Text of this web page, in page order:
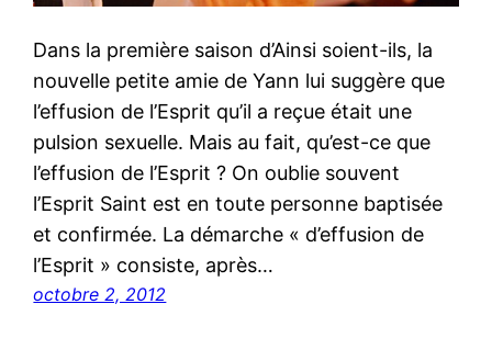
Dans la première saison d’Ainsi soient-ils, la
nouvelle petite amie de Yann lui suggère que
l’effusion de l’Esprit qu’il a reçue était une
pulsion sexuelle. Mais au fait, qu’est-ce que
l’effusion de l’Esprit ? On oublie souvent
l’Esprit Saint est en toute personne baptisée
et confirmée. La démarche « d’effusion de
l’Esprit » consiste, après…
octobre 2, 2012